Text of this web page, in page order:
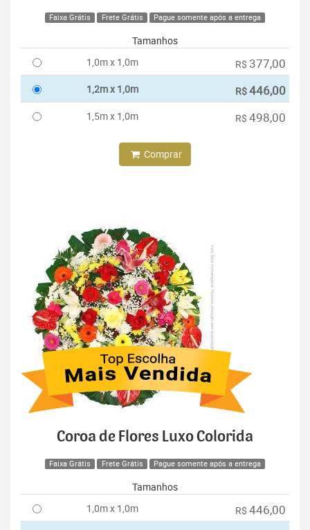
Faixa Grátis Frete Grátis Pague somente após a entrega
Tamanhos
1,0m x 1,0m
R$ 377,00
1,2m x 1,0m R$446,00
1,5m x 1,0m R$ 498,00
Comprar
Coroa de Flores Luxo Colorida
Faixa Grátis Frete Grátis Pague somente após a entrega
Tamanhos
1,0m x 1,0m
R$ 446,00